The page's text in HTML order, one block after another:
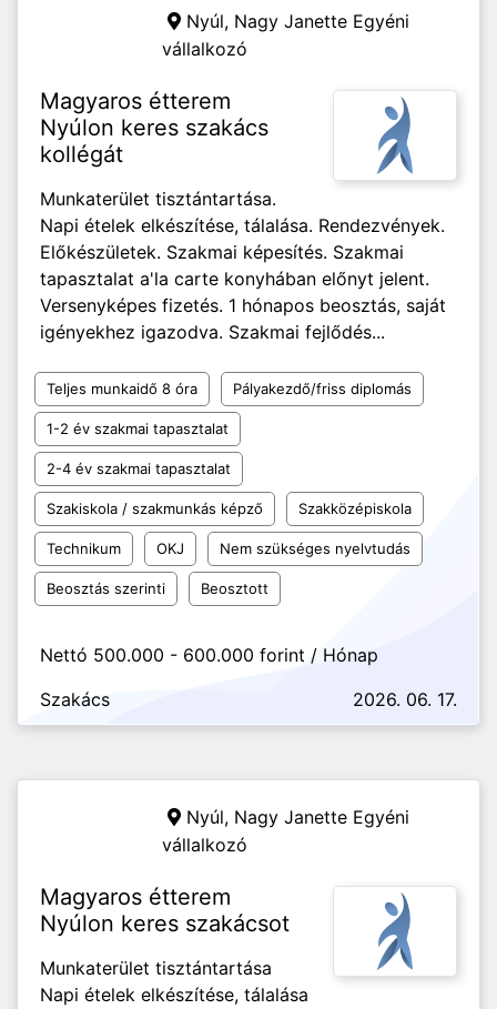
Nyúl, Nagy Janette Egyéni
vállalkozó
Magyaros étterem
Nyúlon keres szakács
kollégát
Munkaterület tisztántartása.
Napi ételek elkészítése, tálalása. Rendezvények.
Előkészületek. Szakmai képesítés. Szakmai
tapasztalat a'la carte konyhában előnyt jelent.
Versenyképes fizetés. 1 hónapos beosztás, saját
igényekhez igazodva. Szakmai fejlődés...
Teljes munkaidő 8 óra Pályakezdő/friss diplomás
1-2 év szakmai tapasztalat
2-4 év szakmai tapasztalat
Szakiskola / szakmunkás képző Szakközépiskola
Technikum OKJ Nem szükséges nyelvtudás
Beosztás szerinti Beosztott
Nettó 500.000 - 600.000 forint / Hónap
Szakács
2026. 06. 17.
Nyúl, Nagy Janette Egyéni
vállalkozó
Magyaros étterem
Nyúlon keres szakácsot
Munkaterület tisztántartása
Napi ételek elkészítése, tálalása